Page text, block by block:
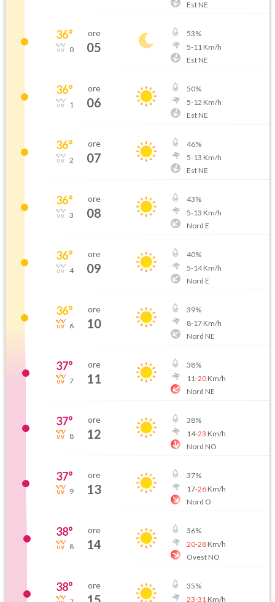
Est NE
36°
0
ore
05
53%
5-11 Km/h
Est NE
36°
1
ore
06
50%
5-12 Km/h
Est NE
36°
2
ore
07
46%
5-13 Km/h
Est NE
36°
3
ore
08
43%
5-13 Km/h
Nord E
36°
4
ore
09
40%
5-14Km/h
Nord E
36°
6
ore
10
39%
8-17Km/h
Nord NE
37°
7
ore
11
38%
11-20Km/h
Nord NE
37°
8
ore
12
38%
14-23 Km/h
Nord NO
37°
9
ore
13
37%
17-26Km/h
Nord O
38°
8
ore
14
36%
20-28Km/h
Ovest NO
38° ore 35%
23-31 Km/h